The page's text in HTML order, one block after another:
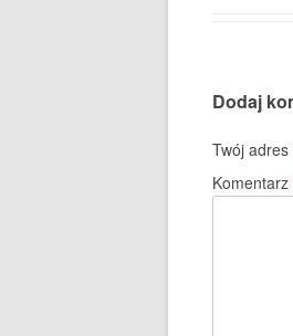
Dodaj
Twój
Komentarz